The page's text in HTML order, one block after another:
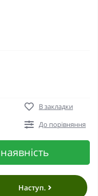
В закладки
До порівняння
Наступ.